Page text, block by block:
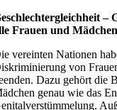
–
Frauen und
vereinten Nationen
von
Dazu gehört die
genau wie das